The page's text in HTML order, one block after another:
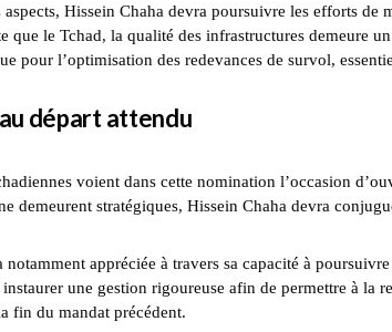
aspects, Hissein Chaha devra poursuivre les efforts
que le Tchad, la qualité des infrastructures demeure
pour l’optimisation des redevances de survol,
départ attendu
voient dans cette nomination l’occasion
demeurent stratégiques, Hissein Chaha devra
notamment appréciée à travers sa capacité à
une gestion rigoureuse afin de permettre à la
fin du mandat précédent.